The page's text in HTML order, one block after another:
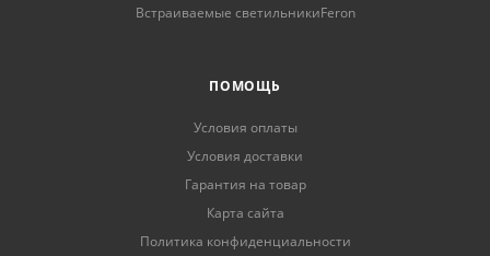
Встраиваемые светильникиFeron
ПОМОЩЬ
Условия оплаты
Условия доставки
Гарантия на товар
Карта сайта
Политика конфиденциальности